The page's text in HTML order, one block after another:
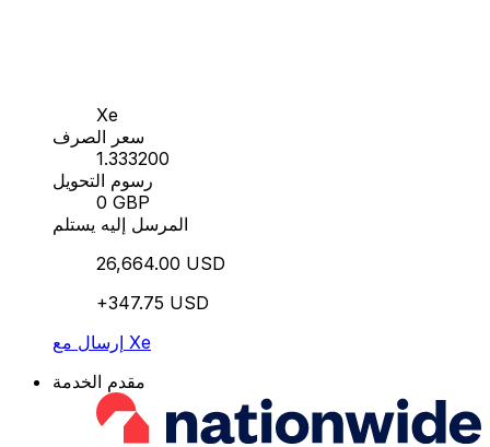
Xe
سعر الصرف
1.333200
رسوم التحويل
0 GBP
المرسل إليه يستلم
26,664.00 USD
+347.75 USD
إرسال مع Xe
مقدم الخدمة